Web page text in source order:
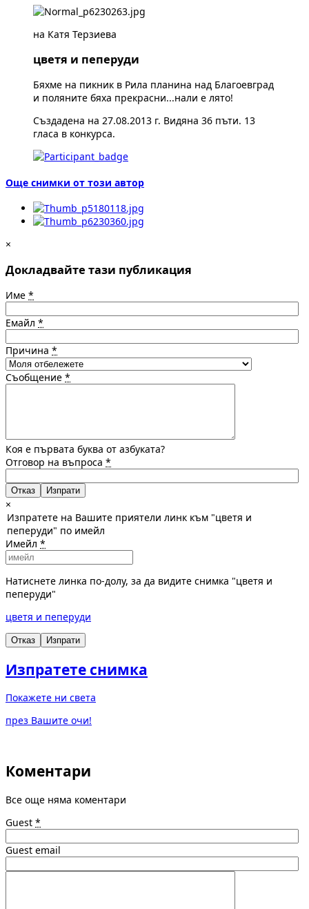
на Катя Терзиева
цветя и пеперуди
Бяхме на пикник в Рила планина над Благоевград
и поляните бяха прекрасни...нали е лято!
Създадена на 27.08.2013 г. Видяна 36 пъти. 13
гласа в конкурса.
Още снимки от този автор
×
Докладвайте тази публикация
Име *
Емайл *
Причина *
Съобщение *
Коя е първата буква от азбуката?
Отговор на въпроса *
Отказ
×
Изпратете на Вашите приятели линк към "цветя и
пеперуди" по имейл
Имейл *
Натиснете линка по-долу, за да видите снимка "цветя и
пеперуди"
цветя и пеперуди
Отказ Изпрати
Изпратете снимка
Покажете ни света
през Вашите очи!
Коментари
Все още няма коментари
Guest *
Guest email